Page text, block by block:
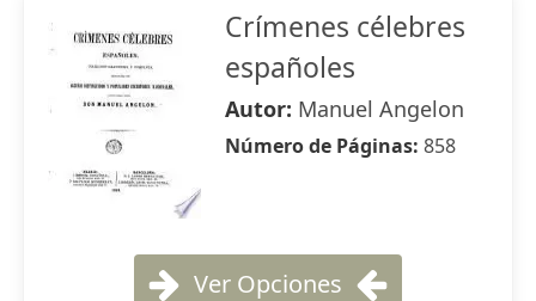
Crímenes célebres
españoles
Autor: Manuel Angelon
Número de Páginas: 858
Ver Opciones